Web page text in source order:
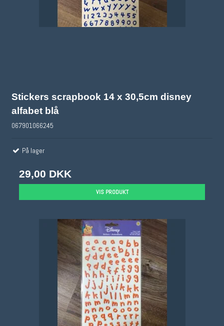
Stickers scrapbook 14 x 30,5cm disney
alfabet blå
067901066245
På lager
29,00 DKK
VIS PRODUKT